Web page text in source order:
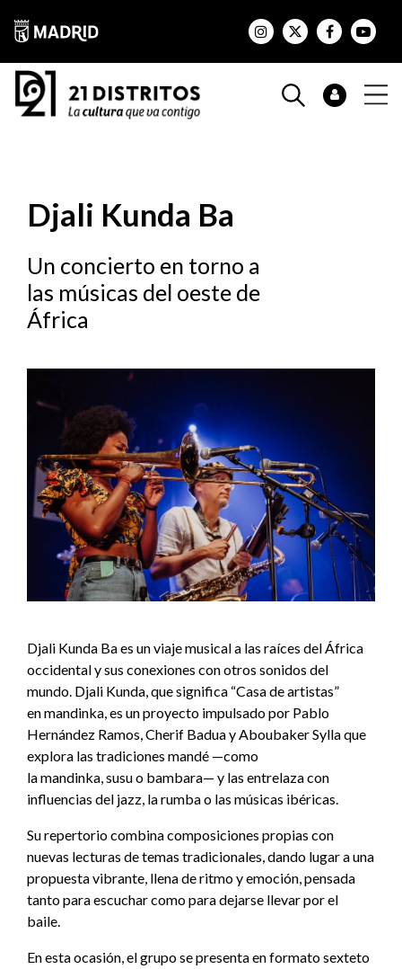
Djali Kunda Ba
Un concierto en torno a
las músicas del oeste de
África
Djali Kunda Ba es un viaje musical a las raíces del África
occidental y sus conexiones con otros sonidos del
mundo. Djali Kunda, que significa “Casa de artistas”
en mandinka, es un proyecto impulsado por Pablo
Hernández Ramos, Cherif Badua y Aboubaker Sylla que
explora las tradiciones mandé —como
la mandinka, susu o bambara— y las entrelaza con
influencias del jazz, la rumba o las músicas ibéricas.
Su repertorio combina composiciones propias con
nuevas lecturas de temas tradicionales, dando lugar a una
propuesta vibrante, llena de ritmo y emoción, pensada
tanto para escuchar como para dejarse llevar por el
baile.
En esta ocasión, el grupo se presenta en formato sexteto